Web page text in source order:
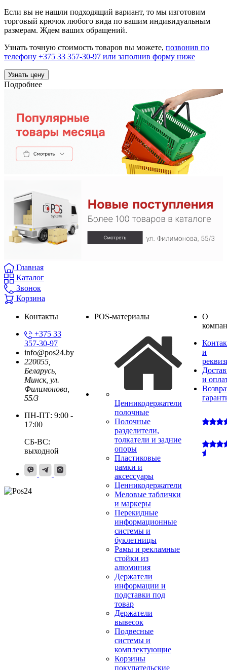
Если вы не нашли подходящий вариант, то мы изготовим
торговый крючок любого вида по вашим индивидуальным
размерам. Ждем ваших обращений.
Узнать точную стоимость товаров вы можете, позвонив по
телефону +375 33 357-30-97 или заполнив форму ниже
Узнать цену
Подробнее
Главная
Каталог
Звонок
Корзина
Контакты
+375 33
357-30-97
info@pos24.by
220055,
Беларусь,
Минск, ул.
Филимонова,
55/3
ПН-ПТ: 9:00 -
17:00
СБ-ВС:
выходной
POS-материалы
Ценникодержатели
полочные
Полочные
разделители,
толкатели и задние
опоры
Пластиковые
рамки и
аксессуары
Ценникодержатели
Меловые таблички
и маркеры
Перекидные
информационные
системы и
буклетницы
Рамы и рекламные
стойки из
алюминия
Держатели
информации и
подставки под
товар
Держатели
вывесок
Подвесные
системы и
комплектующие
Корзины
покупательские
О
и
и